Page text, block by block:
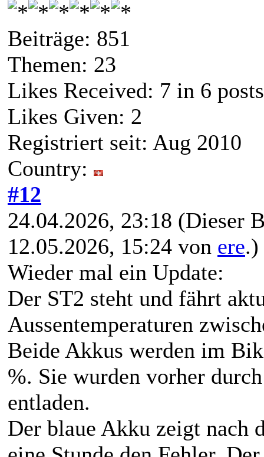
Beiträge: 851
Themen: 23
Likes Received: 7 in 6 posts
Likes Given: 2
Registriert seit: Aug 2010
Country:
#12
24.04.2026, 23:18 (Dieser
12.05.2026, 15:24 von ere.)
Wieder mal ein Update:
Der ST2 steht und fährt
Aussentemperaturen
Beide Akkus werden im
%. Sie wurden vorher
entladen.
Der blaue Akku zeigt nach